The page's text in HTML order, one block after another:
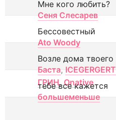
Мне кого любить?
Сеня Слесарев
Бессовестный
Ato Woody
Возле дома твоего
Баста, ICEGERGERT
ГРИН, Onative
тебе все кажется
большеменьше